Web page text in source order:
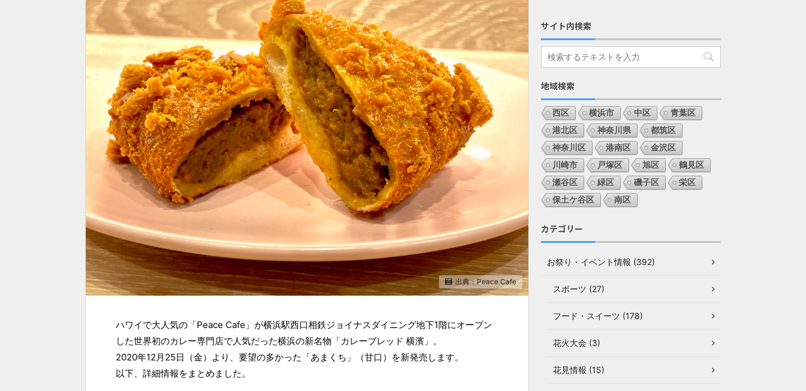
出典：Peace Cafe
ハワイで大人気の「Peace Cafe」が横浜駅西口相鉄ジョイナスダイニング地下1階にオープン
した世界初のカレー専門店で人気だった横浜の新名物「カレーブレッド 横濱」。
2020年12月25日（金）より、要望の多かった「あまくち」（甘口）を新発売します。
以下、詳細情報をまとめました。
サイト内検索
地域検索
西区 横浜市 中区
青葉区
港北区
神奈川県
都筑区
神奈川区
港南区
金沢区
川崎市
戸塚区 旭区
鶴見区
瀬谷区
緑区 磯子区
栄区
保土ケ谷区
南区
カテゴリー
お祭り・イベント情報 (392)
スポーツ (27)
フード・スイーツ (178)
花火大会 (3)
花見情報 (15)